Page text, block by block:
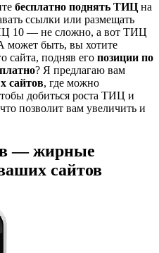
бесплатно поднять ТИЦна
ссылки или размещать
10 — не сложно, а вот ТИЦ
может быть, вы хотите
сайта, подняв его позиции по
? Я предлагаю вам
сайтов, где можно
добиться роста ТИЦ и
позволит вам увеличить и
— жирные
сайтов